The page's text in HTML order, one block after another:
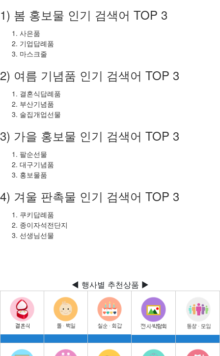
1) 봄 홍보물 인기 검색어 TOP 3
사은품
기업답례품
마스크줄
2) 여름 기념품 인기 검색어 TOP 3
결혼식답례품
부산기념품
술집개업선물
3) 가을 홍보물 인기 검색어 TOP 3
팔순선물
대구기념품
홍보물품
4) 겨울 판촉물 인기 검색어 TOP 3
쿠키답례품
종이자석전단지
선생님선물
◀ 행사별 추천상품 ▶